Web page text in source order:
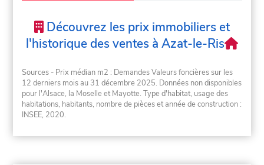
Découvrez les prix immobiliers et
l'historique des ventes à Azat-le-Ris
Sources - Prix médian m2 : Demandes Valeurs foncières sur les
12 derniers mois au 31 décembre 2025. Données non disponibles
pour l'Alsace, la Moselle et Mayotte. Type d'habitat, usage des
habitations, habitants, nombre de pièces et année de construction :
INSEE, 2020.